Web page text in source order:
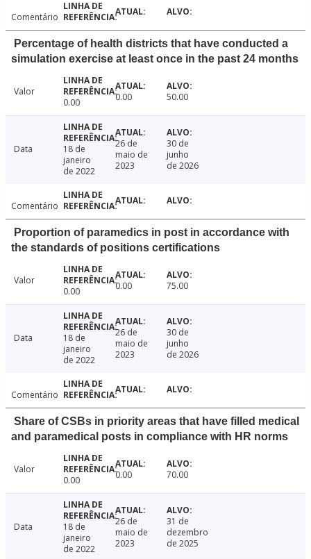
Comentário
Percentage of health districts that have conducted a
simulation exercise at least once in the past 24 months
Valor
0.00
0.00 50.00
Data
18 de
janeiro
de 2022
26 de
maio de
2023
30 de
junho
de 2026
Comentário
Proportion of paramedics in post in accordance with
the standards of positions certifications
Valor
0.00
0.00 75.00
Data
18 de
janeiro
de 2022
26 de
maio de
2023
30 de
junho
de 2026
Comentário
Share of CSBs in priority areas that have filled medical
and paramedical posts in compliance with HR norms
Valor
0.00
0.00 70.00
Data
18 de
janeiro
de 2022
26 de
maio de
2023
31 de
dezembro
de 2025